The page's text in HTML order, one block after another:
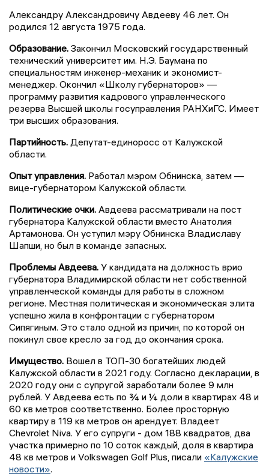
Александру Александровичу Авдееву 46 лет. Он
родился 12 августа 1975 года.
Образование. Закончил Московский государственный
технический университет им. Н.Э. Баумана по
специальностям инженер-механик и экономист-
менеджер. Окончил «Школу губернаторов» —
программу развития кадрового управленческого
резерва Высшей школы госуправления РАНХиГС. Имеет
три высших образования.
Партийность. Депутат-единоросс от Калужской
области.
Опыт управления. Работал мэром Обнинска, затем —
вице-губернатором Калужской области.
Политические очки. Авдеева рассматривали на пост
губернатора Калужской области вместо Анатолия
Артамонова. Он уступил мэру Обнинска Владиславу
Шапши, но был в команде запасных.
Проблемы Авдеева. У кандидата на должность врио
губернатора Владимирской области нет собственной
управленческой команды для работы в сложном
регионе. Местная политическая и экономическая элита
успешно жила в конфронтации с губернатором
Сипягиным. Это стало одной из причин, по которой он
покинул свое кресло за год до окончания срока.
Имущество. Вошел в ТОП-30 богатейших людей
Калужской области в 2021 году. Согласно декларации, в
2020 году они с супругой заработали более 9 млн
рублей. У Авдеева есть по ¾ и ¼ доли в квартирах 48 и
60 кв метров соответственно. Более просторную
квартиру в 119 кв метров он арендует. Владеет
Chevrolet Niva. У его супруги - дом 188 квадратов, два
участка примерно по 10 соток каждый, доля в квартира
48 кв метров и Volkswagen Golf Plus, писали «Калужские
новости».